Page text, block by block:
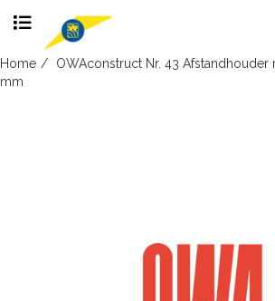
Skip
to
Home
OWAconstruct Nr. 43 Afstandhouder
mm